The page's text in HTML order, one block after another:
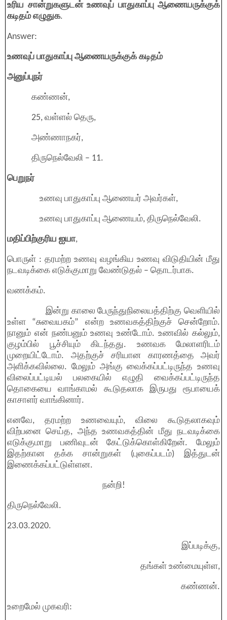
உரிய சான்றுகளுடன் உணவுப் பாதுகாப்பு ஆணையருக்குக்
கடிதம் எழுதுக.
Answer:
உணவுப் பாதுகாப்பு ஆணையருக்குக் கடிதம்
அனுப்புநர்
கண்ணன்,
25, வள்ளல் தெரு,
அண்ணாநகர்,
திருநெல்வேலி – 11.
பெறுநர்
உணவு பாதுகாப்பு ஆணையர் அவர்கள்,
உணவு பாதுகாப்பு ஆணையம், திருநெல்வேலி.
மதிப்பிற்குரிய ஐயா,
பொருள் : தரமற்ற உணவு வழங்கிய உணவு விடுதியின் மீது
நடவடிக்கை எடுக்குமாறு வேண்டுதல் – தொடர்பாக.
வணக்கம்.
இன்று காலை பேருந்துநிலையத்திற்கு வெளியில்
உள்ள “சுவையகம்” என்ற உணவகத்திற்குச் சென்றோம்.
நானும் என் நண்பனும் உணவு உண்டோம். உணவில் கல்லும்,
குழம்பில் பூச்சியும் கிடந்தது. உணவக மேலாளரிடம்
முறையிட்டோம். அதற்குச் சரியான காரணத்தை அவர்
அளிக்கவில்லை. மேலும் அங்கு வைக்கப்பட்டிருந்த உணவு
விலைப்பட்டியல் பலகையில் எழுதி வைக்கப்பட்டிருந்த
தொகையை வாங்காமல் கூடுதலாக இருபது ரூபாயைக்
காசாளர் வாங்கினார்.
எனவே, தரமற்ற உணவையும், விலை கூடுதலாகவும்
விற்பனை செய்த, அந்த உணவகத்தின் மீது நடவடிக்கை
எடுக்குமாறு பணிவுடன் கேட்டுக்கொள்கிறேன். மேலும்
இதற்கான தக்க சான்றுகள் (புகைப்படம்) இத்துடன்
இணைக்கப்பட்டுள்ளன.
நன்றி!
திருநெல்வேலி.
23.03.2020.
இப்படிக்கு,
தங்கள் உண்மையுள்ள,
கண்ணன்.
உறைமேல் முகவரி: